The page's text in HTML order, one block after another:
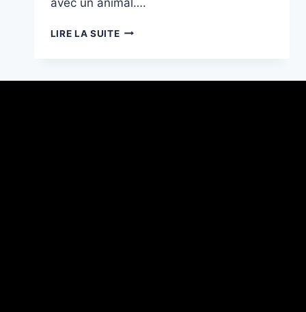
LIRE LA SUITEASSURANCE